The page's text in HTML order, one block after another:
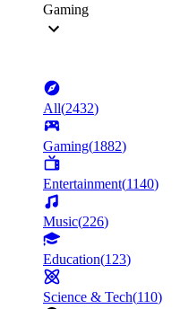
Gaming
All(2432)
Gaming(1882)
Entertainment(1140)
Music(226)
Education(123)
Science & Tech(110)